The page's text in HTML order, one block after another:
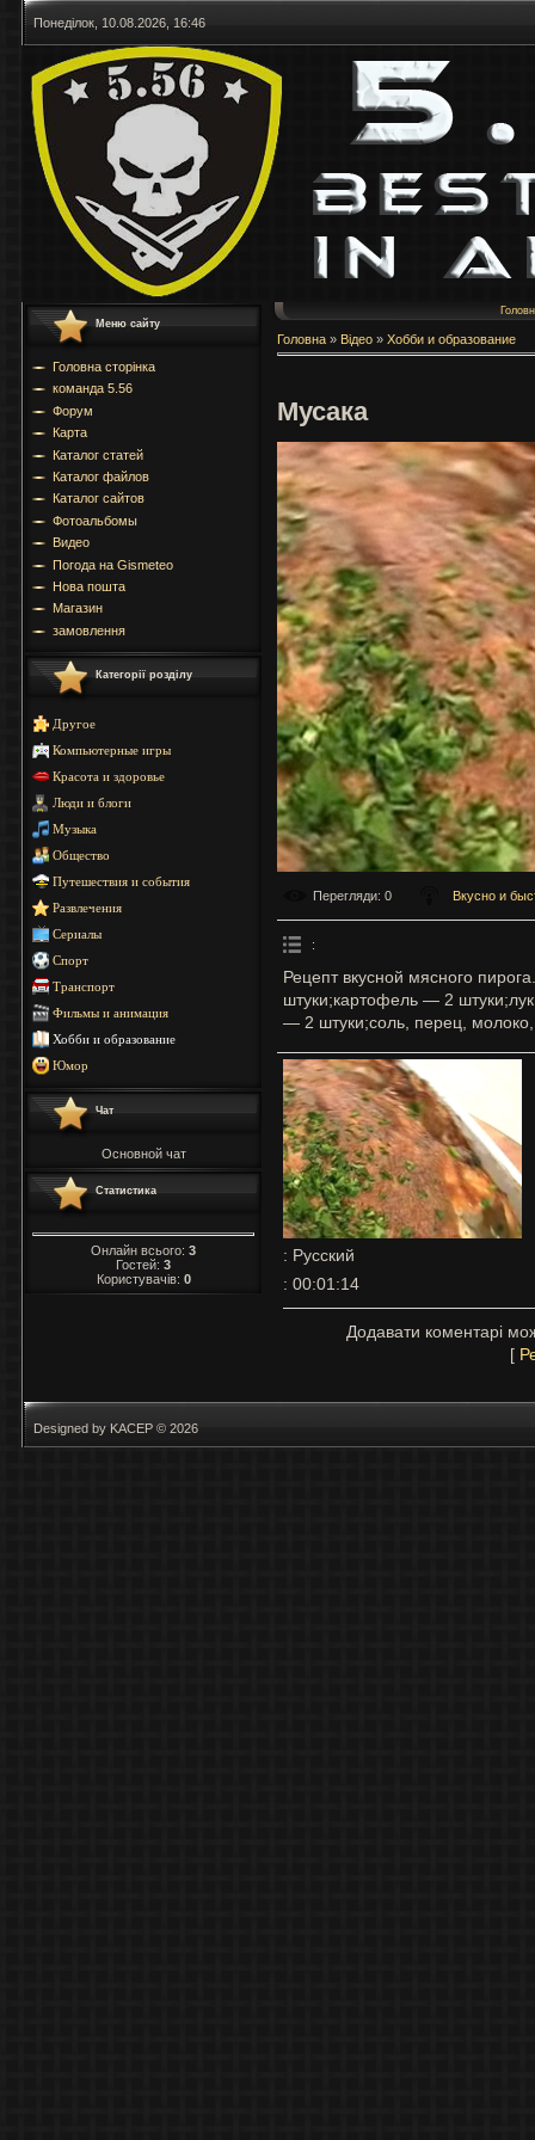
Понеділок, 10.08.2026, 16:46
Меню сайту
Головна сторінка
команда 5.56
Форум
Карта
Каталог статей
Каталог файлов
Каталог сайтов
Фотоальбомы
Видео
Погода на Gismeteo
Нова пошта
Магазин
замовлення
Категорії розділу
Другое
Компьютерные игры
Красота и здоровье
Люди и блоги
Музыка
Общество
Путешествия и события
Развлечения
Сериалы
Спорт
Транспорт
Фильмы и анимация
Хобби и образование
Юмор
Чат
Основной чат
Статистика
Онлайн всього: 3
Гостей: 3
Користувачів: 0
Головна » Відео » Хобби и образование
Мусака
Перегляди: 0 Вкусно и
:
Рецепт вкусной мясного
штуки;картофель — 2
— 2 штуки;соль, перец,
: Русский
: 00:01:14
Додавати коментарі
[
Designed by KACEP © 2026